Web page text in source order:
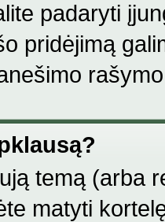
padaryti
pridėjimą
temą (arba
matyti